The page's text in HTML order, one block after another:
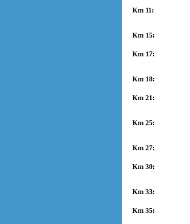
Km 11:
Km 15:
Km 17:
Km 18:
Km 21:
Km 25:
Km 27:
Km 30:
Km 33:
Km 35: